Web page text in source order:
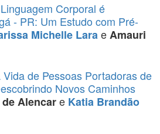
Corporal é
- PR: Um Estudo com Pré-
Michelle LaraeAmauri
de Pessoas Portadoras de
Novos Caminhos
Alencare Katia Brandão